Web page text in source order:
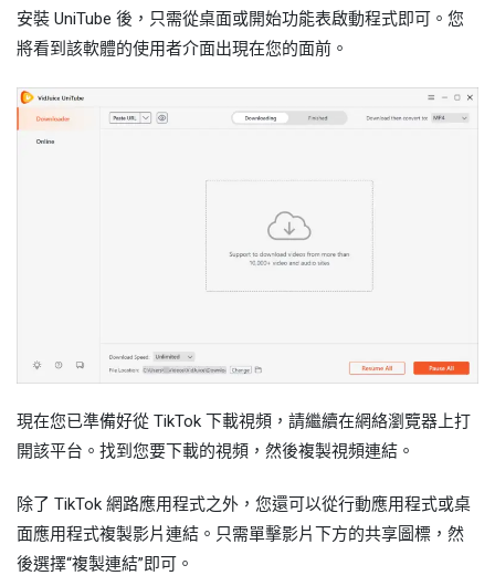
安裝 UniTube 後，只需從桌面或開始功能表啟動程式即可。您
將看到該軟體的使用者介面出現在您的面前。
現在您已準備好從 TikTok 下載視頻，請繼續在網絡瀏覽器上打
開該平台。找到您要下載的視頻，然後複製視頻連結。
除了 TikTok 網路應用程式之外，您還可以從行動應用程式或桌
面應用程式複製影片連結。只需單擊影片下方的共享圖標，然
後選擇“複製連結”即可。